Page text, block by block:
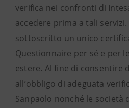
verifica nei confronti di
accedere prima a tali
sottoscritto un unico
Questionnaire per sé e per
estere. Al fine di consentire
all’obbligo di adeguata
Sanpaolo nonché le